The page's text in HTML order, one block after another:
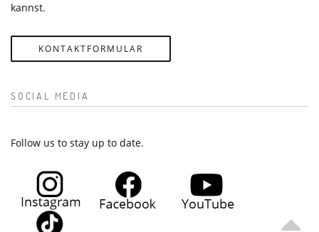
kannst.
KONTAKTFORMULAR
SOCIAL MEDIA
Follow us to stay up to date.